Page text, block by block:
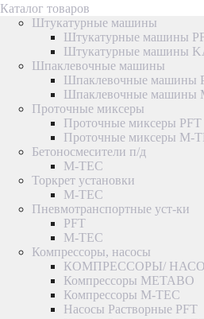
Каталог товаров
Штукатурные машины
Штукатурные машины
Штукатурные машины
Шпаклевочные машины
Шпаклевочные машины
Шпаклевочные машины
Проточные миксеры
Проточные миксеры PFT
Проточные миксеры M-
Бетоносмесители п/д
M-TEC
Торкрет установки
M-TEC
Пневмотранспортные уст-ки
PFT
M-TEC
Компрессоры, насосы
КОМПРЕССОРЫ/
Компрессоры METABO
Компрессоры M-TEC
Насосы Растворные PFT